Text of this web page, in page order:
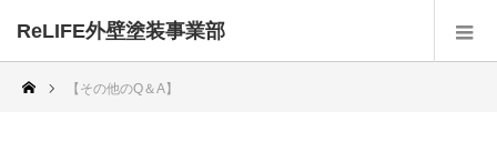
ReLIFE外壁塗装事業部
【その他のQ＆A】